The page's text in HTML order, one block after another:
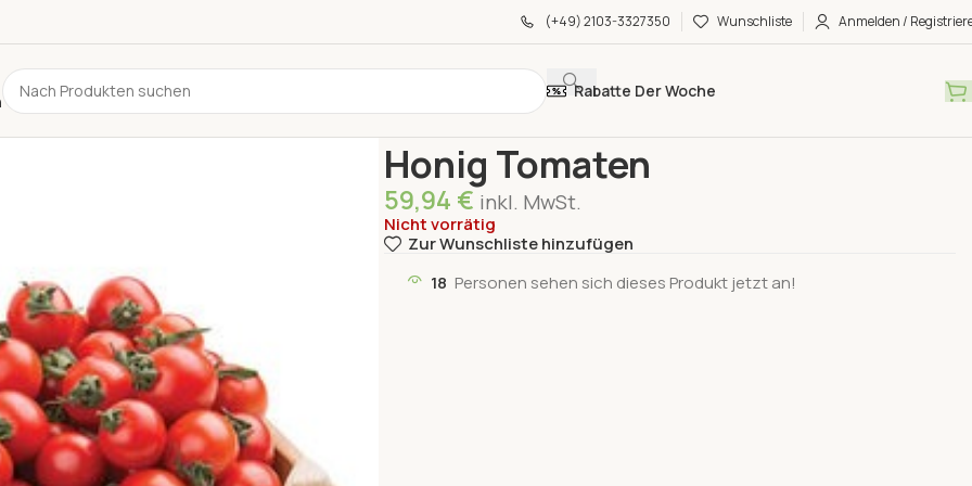
(+49) 2103-3327350 Wunschliste Anmelden /
Rabatte Der Woche
Honig Tomaten
59,94 € inkl. MwSt.
Nicht vorrätig
Zur Wunschliste hinzufügen
18 Personen sehen sich dieses Produkt jetzt an!